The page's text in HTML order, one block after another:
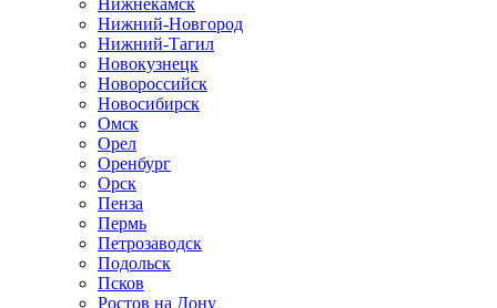
Нижнекамск
Нижний-Новгород
Нижний-Тагил
Новокузнецк
Новороссийск
Новосибирск
Омск
Орел
Оренбург
Орск
Пенза
Пермь
Петрозаводск
Подольск
Псков
Ростов на Дону